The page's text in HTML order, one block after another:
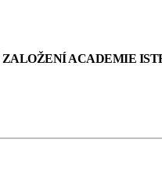
ZALOŽENÍ ACADEMIE